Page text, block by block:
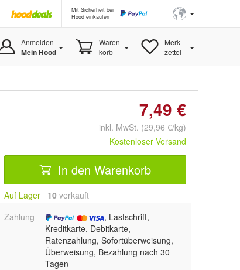
Mit Sicherheit bei
Hood einkaufen
Anmelden
Mein Hood
Waren-
korb
Merk-
zettel
7,49 €
inkl. MwSt. (29,96 €/kg)
Kostenloser Versand
In den Warenkorb
Auf Lager 10 verkauft
Zahlung
, Lastschrift,
Kreditkarte, Debitkarte,
Ratenzahlung, Sofortüberweisung,
Überweisung, Bezahlung nach 30
Tagen